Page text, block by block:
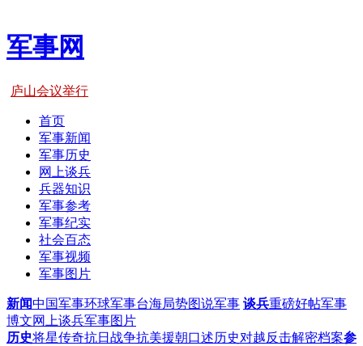
军事网
庐山会议举行
首页
军事新闻
军事历史
网上谈兵
兵器知识
军事参考
军事纪实
社会百态
军事视频
军事图片
新闻中国军事环球军事台海局势图说军事 谈兵重磅好帖军事
博文网上谈兵军事图片
历史将星传奇抗日战争抗美援朝口述历史对越反击解密档案参